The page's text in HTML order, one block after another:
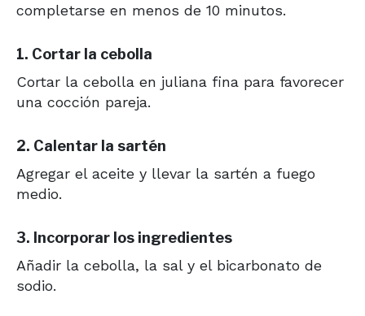
completarse en menos de 10 minutos.
1. Cortar la cebolla
Cortar la cebolla en juliana fina para favorecer
una cocción pareja.
2. Calentar la sartén
Agregar el aceite y llevar la sartén a fuego
medio.
3. Incorporar los ingredientes
Añadir la cebolla, la sal y el bicarbonato de
sodio.